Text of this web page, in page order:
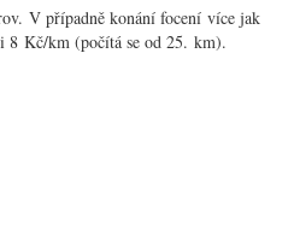
V případně konání focení více jak
8 Kč/km (počítá se od 25. km).